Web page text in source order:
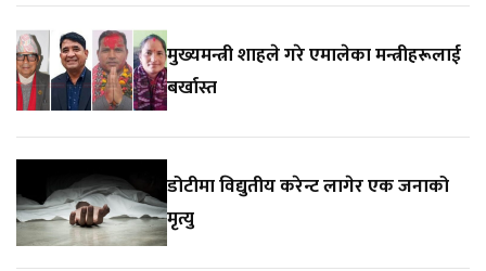
मुख्यमन्त्री शाहले गरे एमालेका मन्त्रीहरूलाई
बर्खास्त
डोटीमा विद्युतीय करेन्ट लागेर एक जनाको
मृत्यु